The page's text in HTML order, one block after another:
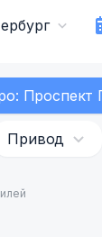
Проспект
Привод